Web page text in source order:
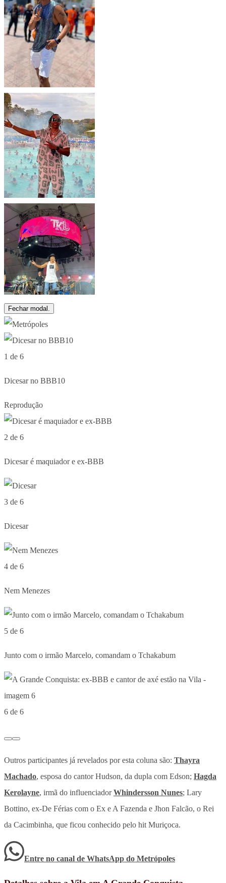
Fechar modal.
1 de 6
Dicesar no BBB10
Reprodução
2 de 6
Dicesar é maquiador e ex-BBB
3 de 6
Dicesar
4 de 6
Nem Menezes
5 de 6
Junto com o irmão Marcelo, comandam o Tchakabum
6 de 6
Outros participantes já revelados por esta coluna são: Thayra
Machado, esposa do cantor Hudson, da dupla com Edson; Hagda
Kerolayne, irmã do influenciadorWhindersson Nunes; Lary
Bottino, ex-De Férias com o Ex e A Fazenda e Jhon Falcão, o Rei
da Cacimbinha, que ficou conhecido pelo hit Muriçoca.
Entre no canal de WhatsApp do Metrópoles